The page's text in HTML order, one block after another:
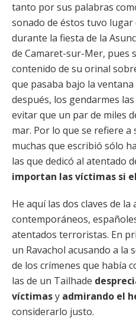
tanto por sus palabras
sonado de éstos tuvo lugar
durante la fiesta de la
de Camaret-sur-Mer, pues
contenido de su orinal
que pasaba bajo la
después, los gendarmes
evitar que un par de miles
mar. Por lo que se refiere a
muchas que escribió sólo
las que dedicó al atentado
importan las víctimas si
He aquí las dos claves de
contemporáneos,
atentados terroristas. En
un Ravachol acusando a la
de los crímenes que había
las de un Tailhade
víctimasy admirando el
considerarlo justo.